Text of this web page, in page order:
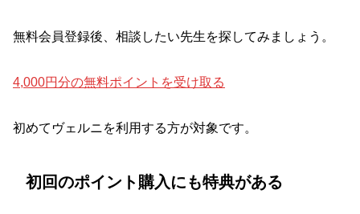
無料会員登録後、相談したい先生を探してみましょう。
4,000円分の無料ポイントを受け取る
初めてヴェルニを利用する方が対象です。
初回のポイント購入にも特典がある